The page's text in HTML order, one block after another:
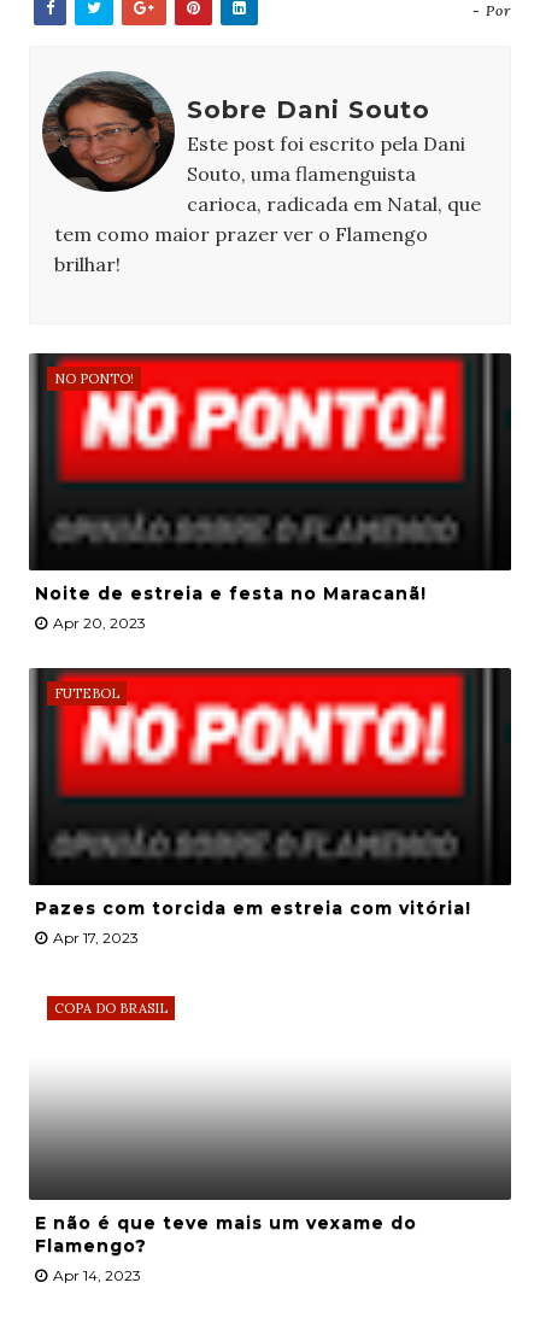
- Por
Sobre Dani Souto
Este post foi escrito pela Dani
Souto, uma flamenguista
carioca, radicada em Natal, que
tem como maior prazer ver o Flamengo
brilhar!
NO PONTO!
Noite de estreia e festa no Maracanã!
Apr 20, 2023
FUTEBOL
Pazes com torcida em estreia com vitória!
Apr 17, 2023
COPA DO BRASIL
E não é que teve mais um vexame do
Flamengo?
Apr 14, 2023